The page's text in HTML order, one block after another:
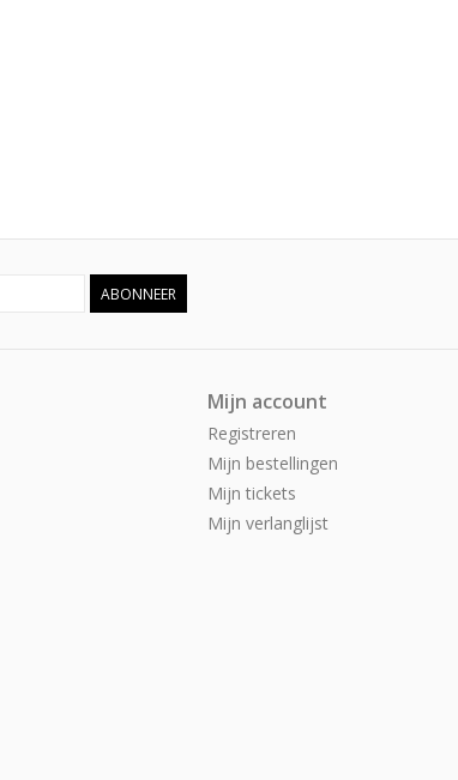
ABONNEER
Mijn account
Registreren
Mijn bestellingen
Mijn tickets
Mijn verlanglijst